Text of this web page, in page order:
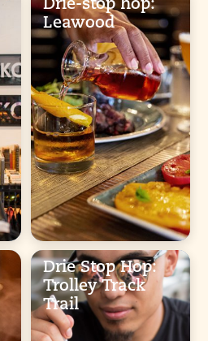
Drie-stop hop:
Leawood
Drie Stop Hop:
Trolley Track
Trail